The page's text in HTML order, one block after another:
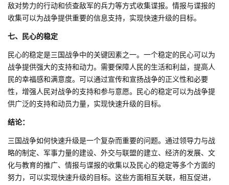
敌对势力的行动和侦查敌军的兵力等方式收集谍报。情报与谍报的
收集可以为战争提供重要的信息支持，实现快速升级的目标。
七、民心的稳定
民心的稳定是三国战争中的关键因素之一。一个稳定的民心可以为
战争提供强大的支持和动力。需要保障人民的生活和利益，提高人
民的幸福感和满意度。可以通过宣传和宣扬战争的正义性和必要
性，增强人民对战争的支持和参与意愿。民心的稳定可以为战争提
供广泛的支持和动员力量，实现快速升级的目标。
结论：
三国战争如何快速升级是一个复杂而重要的问题。通过领导力与战
略的制定、军事力量的建设、外交与联盟的建立、经济的发展、文
化与教育的推广、情报与谍报的收集以及民心的稳定等多个方面的
努力，可以实现快速升级的目标。这些方面相互关联，相互促进，